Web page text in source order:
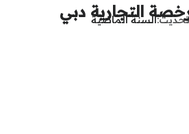
التجارية دبي تحديثالسنة الماضية